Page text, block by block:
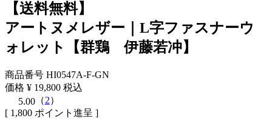
【送料無料】
アートヌメレザー｜L字ファスナーウ
ォレット【群鶏 伊藤若冲】
商品番号 HI0547A-F-GN
価格 ¥ 19,800 税込
5.00（2）
[ 1,800 ポイント進呈 ]